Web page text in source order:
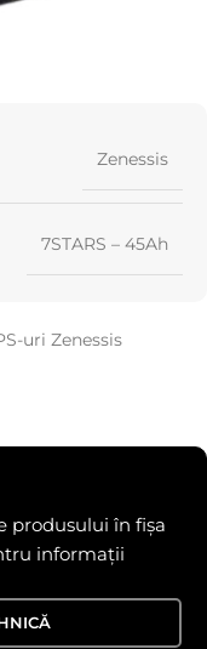
Zenessis
7STARS – 45Ah
uri Zenessis
produsului în fișa
informații